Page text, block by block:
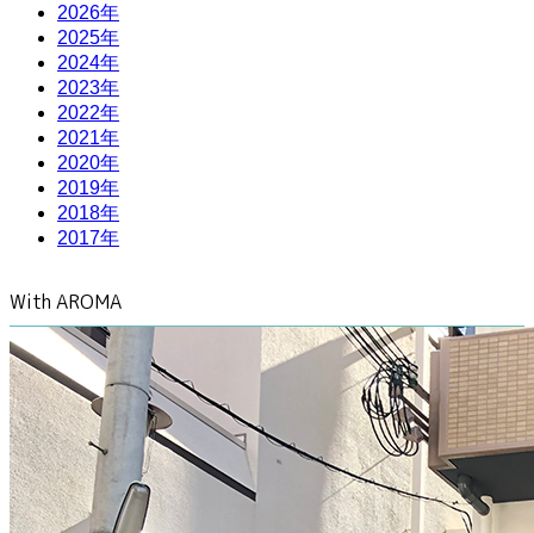
2026年
2025年
2024年
2023年
2022年
2021年
2020年
2019年
2018年
2017年
With AROMA